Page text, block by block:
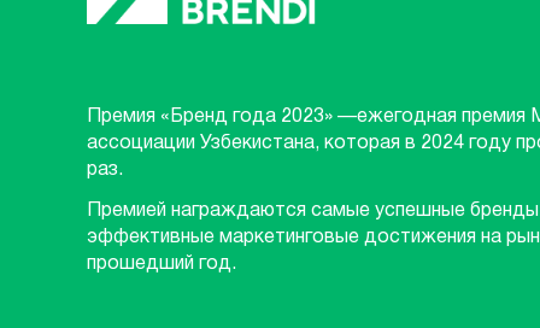
Премия «Бренд года 2023» —ежегодная премия
ассоциации Узбекистана, которая в 2024 году
раз.
Премией награждаются самые успешные
эффективные маркетинговые достижения на
прошедший год.